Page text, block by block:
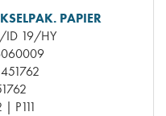
PAPIER
ID 19/HY
451762
P111